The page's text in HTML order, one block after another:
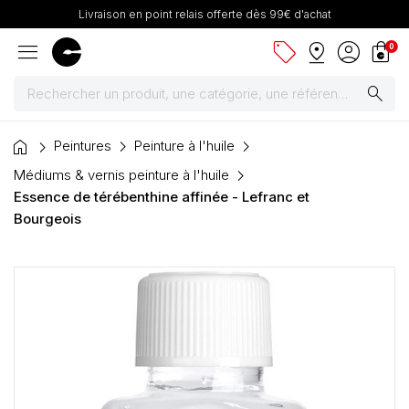
Livraison en point relais offerte dès 99€ d'achat
menu sell pin_drop account_circle shopping_bag
0
search
Peintures
Pinceaux & fournitures
Dessin & arts graphiques
Cartons mousse & plume
home Peintures
Peinture à l'huile
Médiums & vernis peinture à l'huile
Essence de térébenthine affinée - Lefranc et
Bourgeois